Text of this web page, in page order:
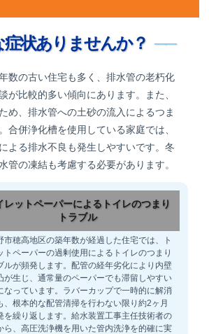
症状ありませんか？
数の古い住宅も多く、排水管の老朽化
が比較的多い傾向にあります。また、
め、排水管への土砂の流入によるつま
合併浄化槽を使用している家庭では、
よる排水不良も発生しやすいです。冬
管の凍結も考慮する必要があります。
レットペーパーによるトイレのつまり
トラブル
市穂高地区の築年数が経過した住宅では、ト
トペーパーの過剰使用によるトイレのつまり
ルが頻発します。配管の経年劣化により内壁
が生じ、通常量のペーパーでも滞留しやすい
なっています。ラバーカップで一時的に解消
、根本的な配管清掃を行わない限り約2ヶ月
を繰り返します。給水装置工事主任技術者の
ら、高圧洗浄機を用いた管内洗浄を的確に実